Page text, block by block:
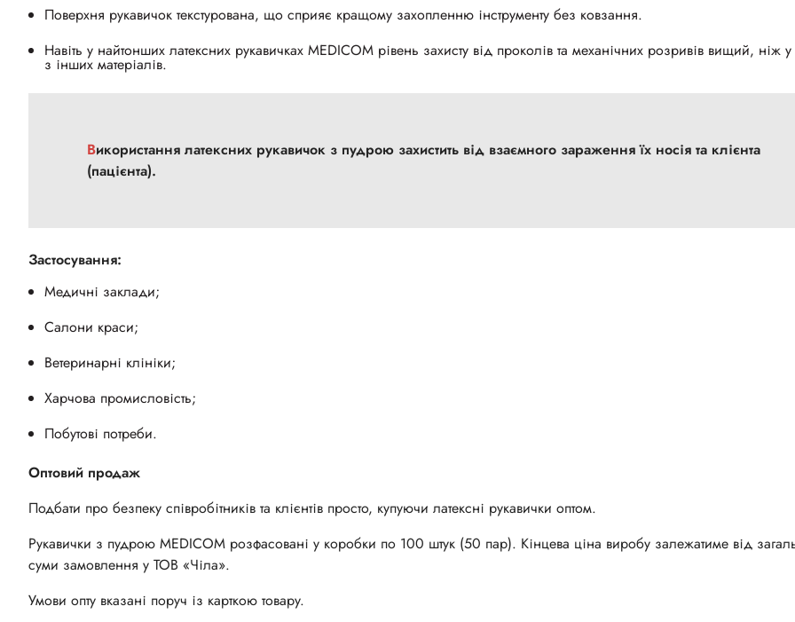
Поверхня рукавичок текстурована, що сприяє кращому захопленню інструменту без ковзання.
Навіть у найтонших латексних рукавичках MEDICOM рівень захисту від проколів та механічних розривів вищий, ніж у
з інших матеріалів.
Використання латексних рукавичок з пудрою захистить від взаємного зараження їх носія та клієнта
(пацієнта).
Застосування:
Медичні заклади;
Салони краси;
Ветеринарні клініки;
Харчова промисловість;
Побутові потреби.
Оптовий продаж
Подбати про безпеку співробітників та клієнтів просто, купуючи латексні рукавички оптом.
Рукавички з пудрою MEDICOM розфасовані у коробки по 100 штук (50 пар). Кінцева ціна виробу залежатиме від
суми замовлення у ТОВ «Чіла».
Умови опту вказані поруч із карткою товару.